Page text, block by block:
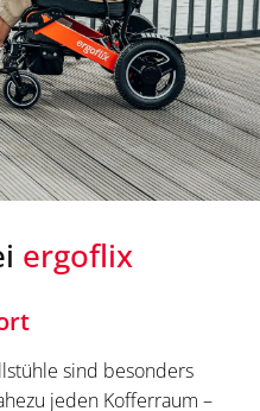
ergoflix
sind besonders
jeden Kofferraum –